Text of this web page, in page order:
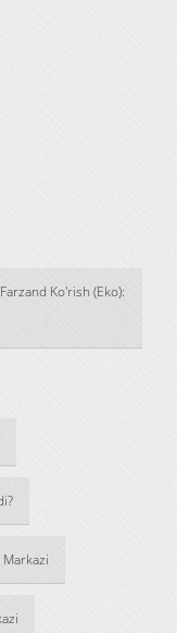
Ko'rish (Eko):
Markazi